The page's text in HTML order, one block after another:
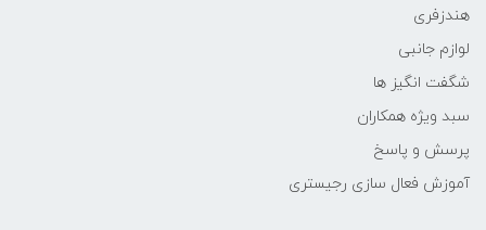
هندزفری
لوازم جانبی
شگفت انگیز ها
سبد ویژه همکاران
پرسش و پاسخ
آموزش فعال سازی رجیستری